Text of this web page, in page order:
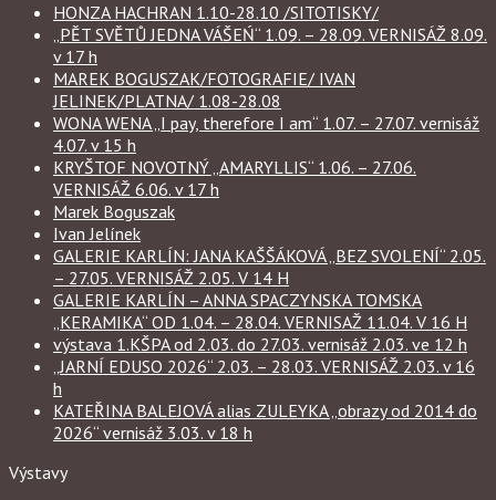
HONZA HACHRAN 1.10-28.10 /SITOTISKY/
„PĚT SVĚTŮ JEDNA VÁŠEŃ“ 1.09. – 28.09. VERNISÁŽ 8.09.
v 17 h
MAREK BOGUSZAK/FOTOGRAFIE/ IVAN
JELINEK/PLATNA/ 1.08-28.08
WONA WENA „I pay, therefore I am“ 1.07. – 27.07. vernisáž
4.07. v 15 h
KRYŠTOF NOVOTNÝ „AMARYLLIS“ 1.06. – 27.06.
VERNISÁŽ 6.06. v 17 h
Marek Boguszak
Ivan Jelínek
GALERIE KARLÍN: JANA KAŠŠÁKOVÁ „BEZ SVOLENÍ“ 2.05.
– 27.05. VERNISÁŽ 2.05. V 14 H
GALERIE KARLÍN – ANNA SPACZYNSKA TOMSKA
„KERAMIKA“ OD 1.04. – 28.04. VERNISAŽ 11.04. V 16 H
výstava 1.KŠPA od 2.03. do 27.03. vernisáž 2.03. ve 12 h
„JARNÍ EDUSO 2026“ 2.03. – 28.03. VERNISÁŽ 2.03. v 16
h
KATEŘINA BALEJOVÁ alias ZULEYKA „obrazy od 2014 do
2026“ vernisáž 3.03. v 18 h
Výstavy